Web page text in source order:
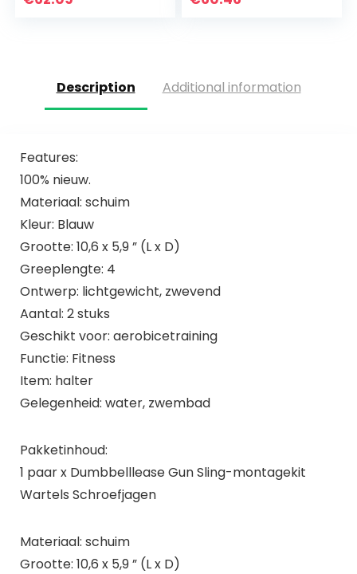
Description Additional information
Features:
100% nieuw.
Materiaal: schuim
Kleur: Blauw
Grootte: 10,6 x 5,9 ” (L x D)
Greeplengte: 4
Ontwerp: lichtgewicht, zwevend
Aantal: 2 stuks
Geschikt voor: aerobicetraining
Functie: Fitness
Item: halter
Gelegenheid: water, zwembad
Pakketinhoud:
1 paar x Dumbbelllease Gun Sling-montagekit
Wartels Schroefjagen
Materiaal: schuim
Grootte: 10,6 x 5,9 ” (L x D)